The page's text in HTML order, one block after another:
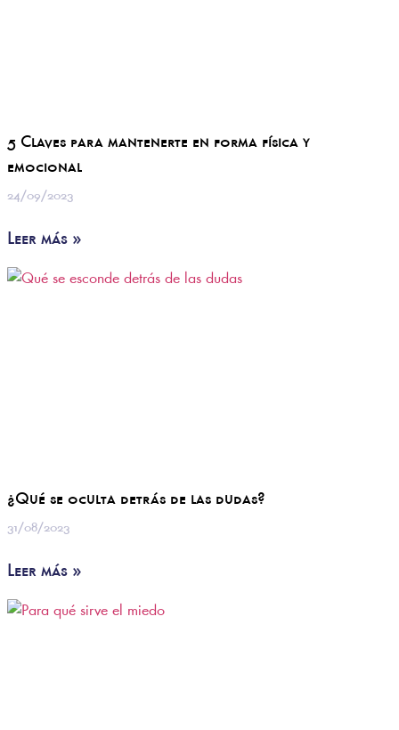
5 Claves para mantenerte en forma física y
emocional
24/09/2023
Leer más »
¿Qué se oculta detrás de las dudas?
31/08/2023
Leer más »